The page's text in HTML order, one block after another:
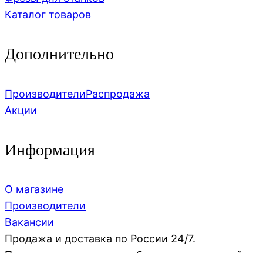
Каталог товаров
Дополнительно
ПроизводителиРаспродажа
Акции
Информация
О магазине
Производители
Вакансии
Продажа и доставка по России 24/7.